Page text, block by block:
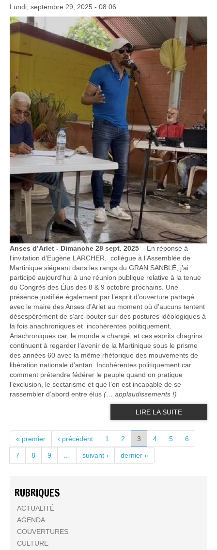
Lundi, septembre 29, 2025 - 08:06
Anses d’Arlet - Dimanche 28 sept. 2025 – En réponse à
l’invitation d’Eugène LARCHER, collègue à l’Assemblée de
Martinique siégeant dans les rangs du GRAN SANBLÉ, j’ai
participé aujourd’hui à une réunion publique relative à la tenue
du Congrès des Élus des 8 & 9 octobre prochains. Une
présence justifiée également par l’esprit d’ouverture partagé
avec le maire des Anses d’Arlet au moment où d’aucuns tentent
désespérément de s’arc-bouter sur des postures idéologiques à
la fois anachroniques et incohérentes politiquement.
Anachroniques car, le monde a changé, et ces esprits chagrins
continuent à regarder l’avenir de la Martinique sous le prisme
des années 60 avec la même rhétorique des mouvements de
libération nationale d’antan. Incohérentes politiquement car
comment prétendre fédérer le peuple quand on pratique
l’exclusion, le sectarisme et que l’on est incapable de se
rassembler d’abord entre élus (… applaudissements !)
LIRE LA SUITE
PAGES
« premier ‹ précédent 1 2 3 4 5 6
7 8 9 suivant › dernier »
RUBRIQUES
ACTUALITÉ
AGENDA
COUVERTURES
CULTURE